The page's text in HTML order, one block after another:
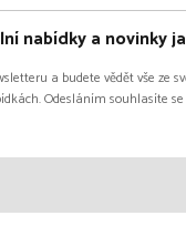
nabídky a novinky
a budete vědět vše ze
Odesláním souhlasíte